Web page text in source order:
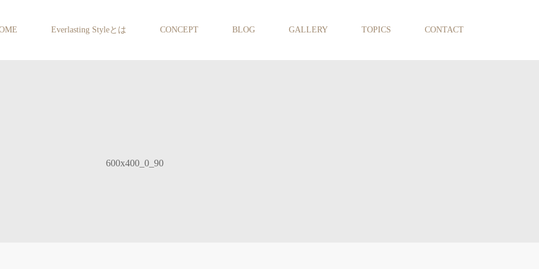
Everlasting Styleとは CONCEPT BLOG GALLERY TOPICS CONTACT
600x400_0_90